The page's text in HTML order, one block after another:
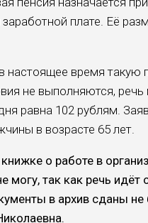
плате. Её
настоящее время такую
не выполняются,
равна 102 рублям.
в возрасте 65 лет.
о работе в
могу, так как речь
в архив сданы